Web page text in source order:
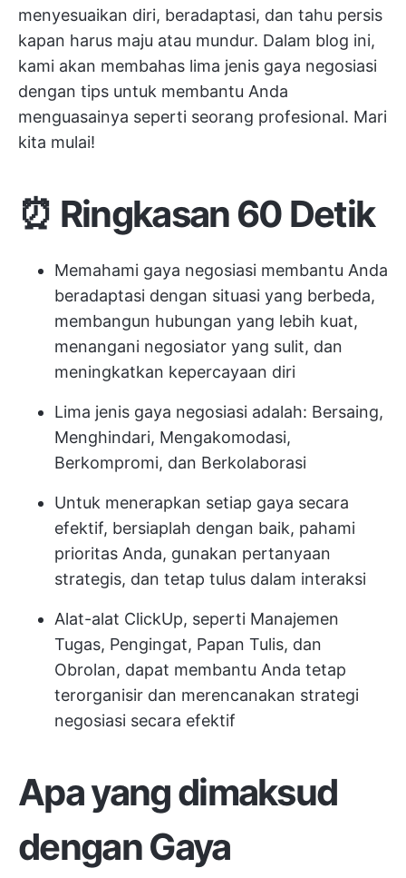
menyesuaikan diri, beradaptasi, dan tahu persis
kapan harus maju atau mundur. Dalam blog ini,
kami akan membahas lima jenis gaya negosiasi
dengan tips untuk membantu Anda
menguasainya seperti seorang profesional. Mari
kita mulai!
⏰ Ringkasan 60 Detik
Memahami gaya negosiasi membantu Anda
beradaptasi dengan situasi yang berbeda,
membangun hubungan yang lebih kuat,
menangani negosiator yang sulit, dan
meningkatkan kepercayaan diri
Lima jenis gaya negosiasi adalah: Bersaing,
Menghindari, Mengakomodasi,
Berkompromi, dan Berkolaborasi
Untuk menerapkan setiap gaya secara
efektif, bersiaplah dengan baik, pahami
prioritas Anda, gunakan pertanyaan
strategis, dan tetap tulus dalam interaksi
Alat-alat ClickUp, seperti Manajemen
Tugas, Pengingat, Papan Tulis, dan
Obrolan, dapat membantu Anda tetap
terorganisir dan merencanakan strategi
negosiasi secara efektif
Apa yang dimaksud
dengan Gaya